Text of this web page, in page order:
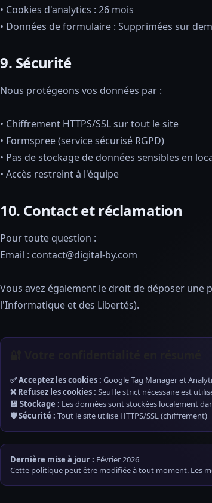
• Cookies d'analytics : 26 mois
• Données de formulaire : Supprimées sur
9. Sécurité
Nous protégeons vos données par :
• Chiffrement HTTPS/SSL sur tout le site
• Formspree (service sécurisé RGPD)
• Pas de stockage de données sensibles en
• Accès restreint à l'équipe
10. Contact et réclamation
Pour toute question :
Email : contact@digital-by.com
Vous avez également le droit de déposer une
l'Informatique et des Libertés).
✅ Acceptez les cookies : Google Tag Manager et
❌ Refusez les cookies : Seul le strict nécessaire est
💾 Stockage : Les données sont stockées localement
🛡️ Sécurité : Tout le site utilise HTTPS/SSL (chiffrement)
Dernière mise à jour : Février 2026
Cette politique peut être modifiée à tout moment. Les